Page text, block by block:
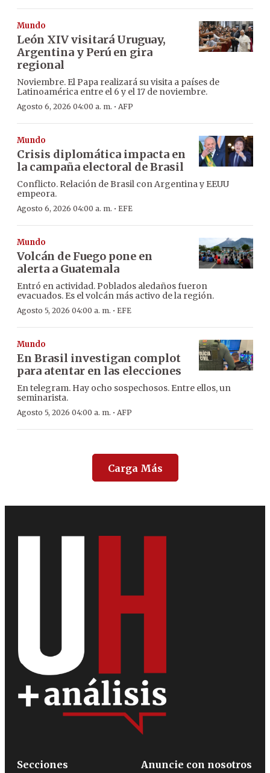
Mundo
León XIV visitará Uruguay,
Argentina y Perú en gira
regional
Noviembre. El Papa realizará su visita a países de
Latinoamérica entre el 6 y el 17 de noviembre.
Agosto 6, 2026 04:00 a. m. · AFP
Mundo
Crisis diplomática impacta en
la campaña electoral de Brasil
Conflicto. Relación de Brasil con Argentina y EEUU
empeora.
Agosto 6, 2026 04:00 a. m. · EFE
Mundo
Volcán de Fuego pone en
alerta a Guatemala
Entró en actividad. Poblados aledaños fueron
evacuados. Es el volcán más activo de la región.
Agosto 5, 2026 04:00 a. m. · EFE
Mundo
En Brasil investigan complot
para atentar en las elecciones
En telegram. Hay ocho sospechosos. Entre ellos, un
seminarista.
Agosto 5, 2026 04:00 a. m. · AFP
Carga Más
Secciones
Anuncie con nosotros